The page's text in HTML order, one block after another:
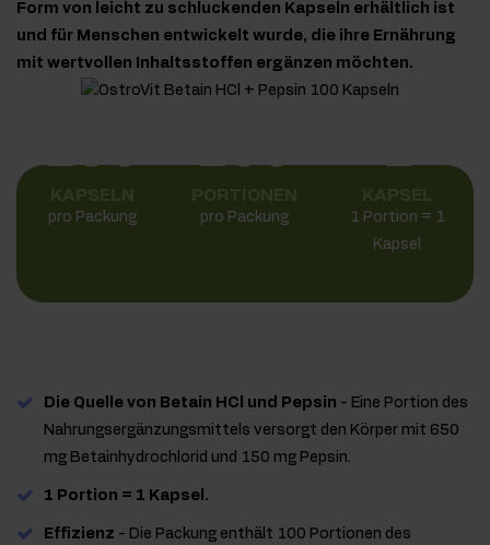
Form von leicht zu schluckenden Kapseln erhältlich ist
und für Menschen entwickelt wurde, die ihre Ernährung
mit wertvollen Inhaltsstoffen ergänzen möchten.
100
pro Packung
100
pro Packung
1
1 Portion = 1
Kapsel
Die Quelle von Betain HCl und Pepsin - Eine Portion des
Nahrungsergänzungsmittels versorgt den Körper mit 650
mg Betainhydrochlorid und 150 mg Pepsin.
1 Portion = 1 Kapsel.
Effizienz - Die Packung enthält 100 Portionen des